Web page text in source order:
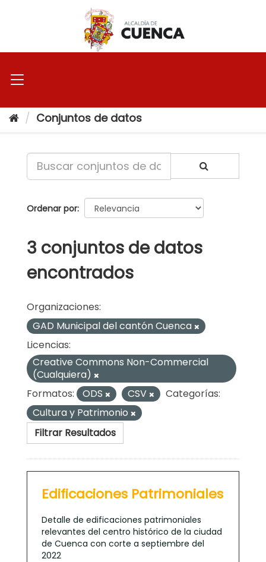
Conjuntos de datos
Ordenar por
3 conjuntos de datos
encontrados
Organizaciones:
GAD Municipal del cantón Cuenca
Licencias:
Creative Commons Non-Commercial
(Cualquiera)
Formatos:
ODS CSV
Categorías:
Cultura y Patrimonio
Filtrar Resultados
Edificaciones Patrimoniales
Detalle de edificaciones patrimoniales
relevantes del centro histórico de la ciudad
de Cuenca con corte a septiembre del
2022